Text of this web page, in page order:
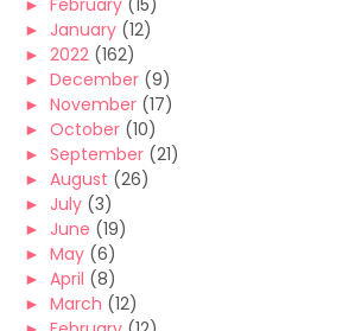
► February (15)
► January (12)
► 2022 (162)
► December (9)
► November (17)
► October (10)
► September (21)
► August (26)
► July (3)
► June (19)
► May (6)
► April (8)
► March (12)